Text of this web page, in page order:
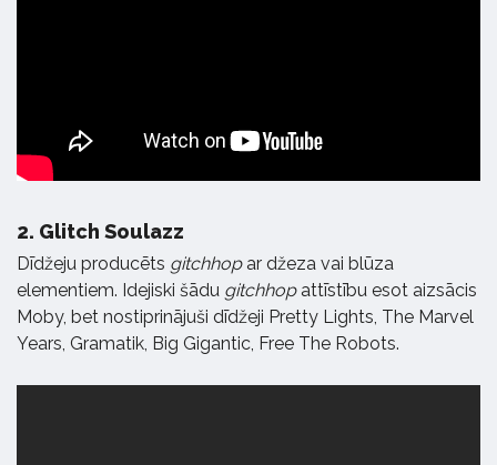
2. Glitch Soulazz
Dīdžeju producēts gitchhopar džeza vai blūza
elementiem. Idejiski šādu gitchhopattīstību esot aizsācis
Moby, bet nostiprinājuši dīdžeji Pretty Lights, The Marvel
Years, Gramatik, Big Gigantic, Free The Robots.